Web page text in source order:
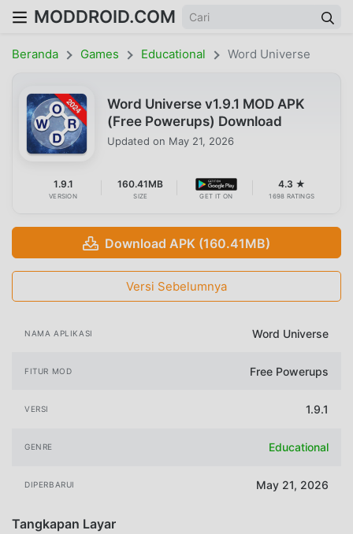
MODDROID.COM
Beranda Games Educational Word Universe
Word Universe v1.9.1 MOD APK
(Free Powerups) Download
Updated on May 21, 2026
1.9.1
VERSION
160.41MB
SIZE GET IT ON
4.3 ★
1698 RATINGS
Download APK (160.41MB)
Versi Sebelumnya
NAMA APLIKASI Word Universe
FITUR MOD Free Powerups
VERSI 1.9.1
GENRE Educational
DIPERBARUI May 21, 2026
Tangkapan Layar